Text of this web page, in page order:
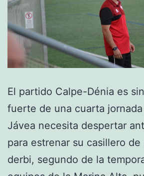
El partido Calpe-Dénia es
fuerte de una cuarta
Jávea necesita despertar
para estrenar su casillero de
derbi, segundo de la